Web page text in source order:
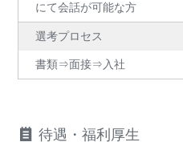
にて会話が可能な方
選考プロセス
書類⇒面接⇒入社
待遇・福利厚生